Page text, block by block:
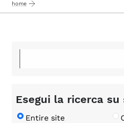
home
Esegui la ricerca su
Entire site